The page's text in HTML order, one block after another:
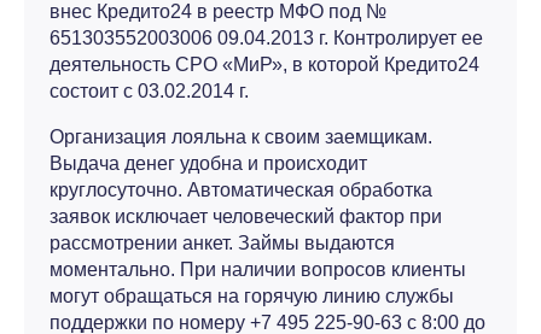
внес Кредито24 в реестр МФО под №
651303552003006 09.04.2013 г. Контролирует ее
деятельность СРО «МиР», в которой Кредито24
состоит с 03.02.2014 г.
Организация лояльна к своим заемщикам.
Выдача денег удобна и происходит
круглосуточно. Автоматическая обработка
заявок исключает человеческий фактор при
рассмотрении анкет. Займы выдаются
моментально. При наличии вопросов клиенты
могут обращаться на горячую линию службы
поддержки по номеру +7 495 225-90-63 с 8:00 до